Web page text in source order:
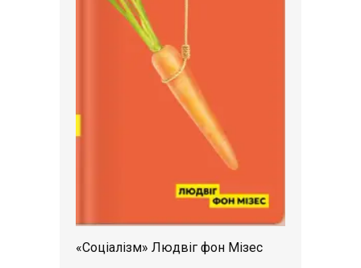
«Соціалізм» Людвіг фон Мізес